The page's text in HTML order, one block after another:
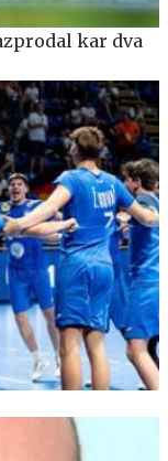
kar dva